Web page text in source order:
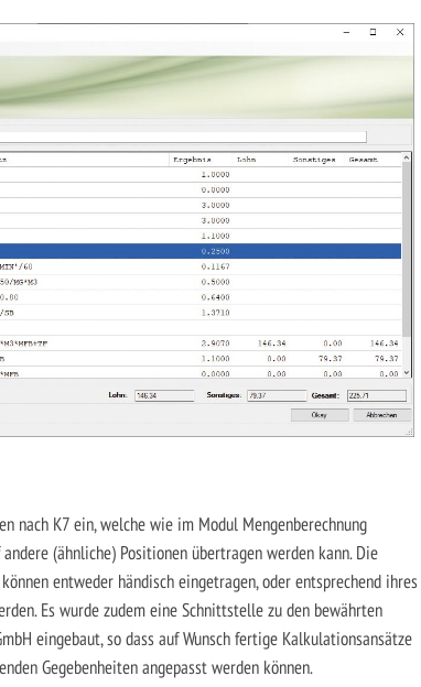
nach K7 ein, welche wie im Modul Mengenberechnung
(ähnliche) Positionen übertragen werden kann. Die
entweder händisch eingetragen, oder entsprechend ihres
Es wurde zudem eine Schnittstelle zu den bewährten
eingebaut, so dass auf Wunsch fertige Kalkulationsansätze
Gegebenheiten angepasst werden können.